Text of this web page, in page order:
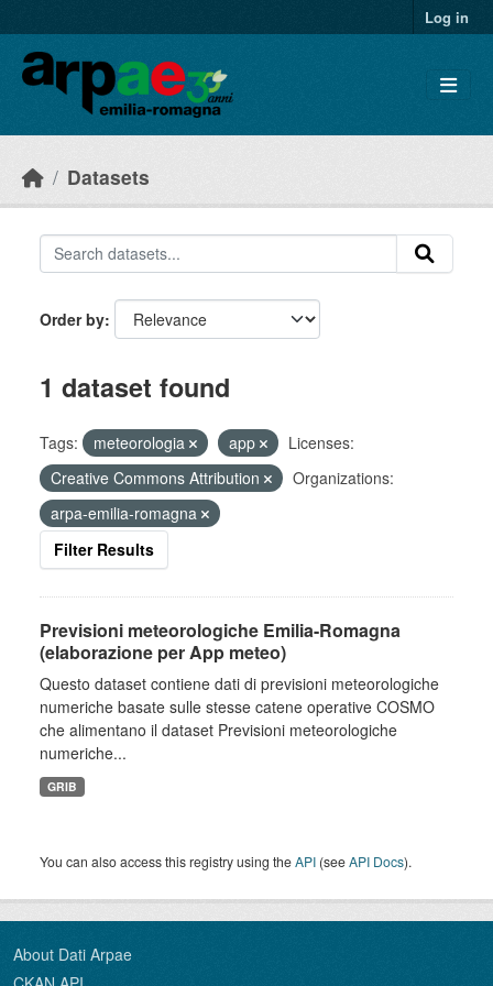
Log in
Datasets
Order by
1 dataset found
Tags: meteorologia app
Licenses:
Creative Commons Attribution
Organizations:
arpa-emilia-romagna
Filter Results
Previsioni meteorologiche Emilia-Romagna
(elaborazione per App meteo)
Questo dataset contiene dati di previsioni meteorologiche
numeriche basate sulle stesse catene operative COSMO
che alimentano il dataset Previsioni meteorologiche
numeriche...
GRIB
You can also access this registry using theAPI (seeAPI Docs).
About Dati Arpae